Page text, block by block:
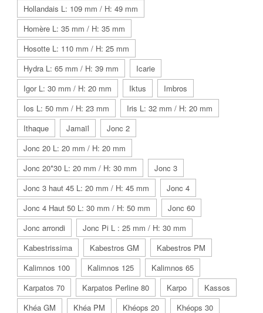
Hollandais L: 109 mm / H: 49 mm
Homère L: 35 mm / H: 35 mm
Hosotte L: 110 mm / H: 25 mm
Hydra L: 65 mm / H: 39 mm
Icarie
Igor L: 30 mm / H: 20 mm
Iktus
Imbros
Ios L: 50 mm / H: 23 mm
Iris L: 32 mm / H: 20 mm
Ithaque
Jamaïl
Jonc 2
Jonc 20 L: 20 mm / H: 20 mm
Jonc 20*30 L: 20 mm / H: 30 mm
Jonc 3
Jonc 3 haut 45 L: 20 mm / H: 45 mm
Jonc 4
Jonc 4 Haut 50 L: 30 mm / H: 50 mm
Jonc 60
Jonc arrondi
Jonc Pi L : 25 mm / H: 30 mm
Kabestrissima
Kabestros GM
Kabestros PM
Kalimnos 100
Kalimnos 125
Kalimnos 65
Karpatos 70
Karpatos Perline 80 Karpo
Kassos
Khéa GM
Khéa PM Khéops 20 Khéops 30